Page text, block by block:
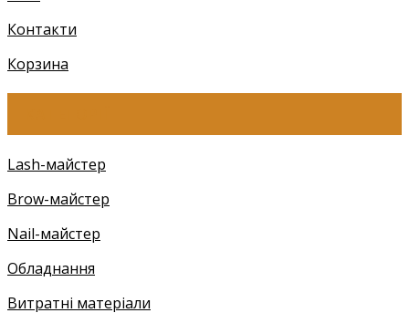
Контакти
Корзина
Lash-майстер
Brow-майстер
Nail-майстер
Обладнання
Витратні матеріали